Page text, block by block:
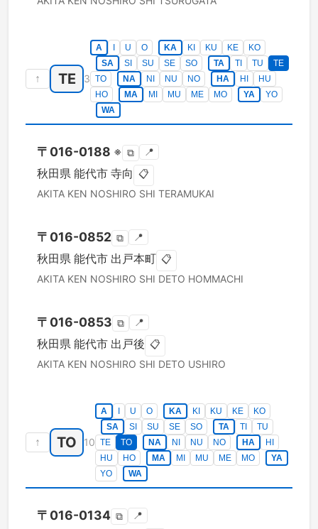
↑ TE 3
A U O KA KI KU KE
KO
SA
SI SU SE SO TA TI TU
TE
TO
NA NI NU NO HA HI
HU
HO
MA MI MU ME MO YA
YO
WA
〒 016-0188 ※ ⧉ 📍
秋田県 能代市 寺向 📋
AKITA KEN NOSHIRO SHI TERAMUKAI
〒 016-0852 ⧉ 📍
秋田県 能代市 出戸本町 📋
AKITA KEN NOSHIRO SHI DETO HOMMACHI
〒 016-0853 ⧉ 📍
秋田県 能代市 出戸後 📋
AKITA KEN NOSHIRO SHI DETO USHIRO
↑ TO 10
A U O KA KI KU KE
KO
SA
SI SU SE SO TA TI
TU
TE
TO NA NI NU NO HA
HI
HU
HO MA MI MU ME MO
YA
YO
WA
〒 016-0134 ⧉ 📍